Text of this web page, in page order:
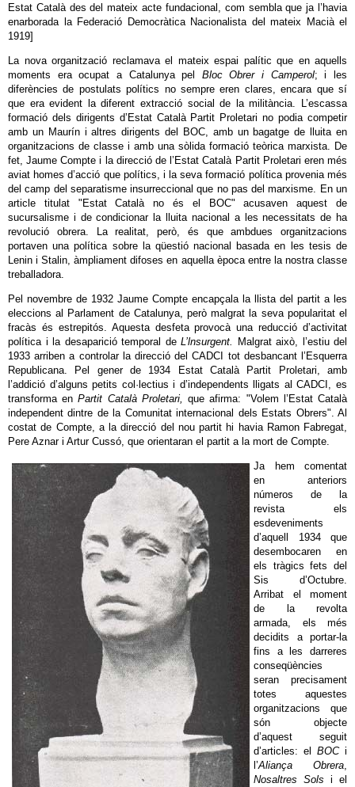
Estat Català des del mateix acte fundacional, com sembla que ja l’havia
enarborada la Federació Democràtica Nacionalista del mateix Macià el
1919]
La nova organització reclamava el mateix espai palític que en aquells
moments era ocupat a Catalunya pel Bloc Obrer i Camperol; i les
diferències de postulats polítics no sempre eren clares, encara que sí
que era evident la diferent extracció social de la militància. L’escassa
formació dels dirigents d’Estat Català Partit Proletari no podia competir
amb un Maurín i altres dirigents del BOC, amb un bagatge de lluita en
organitzacions de classe i amb una sòlida formació teòrica marxista. De
fet, Jaume Compte i la direcció de l’Estat Català Partit Proletari eren més
aviat homes d’acció que polítics, i la seva formació política provenia més
del camp del separatisme insurreccional que no pas del marxisme. En un
article titulat "Estat Català no és el BOC" acusaven aquest de
sucursalisme i de condicionar la lluita nacional a les necessitats de ha
revolució obrera. La realitat, però, és que ambdues organitzacions
portaven una política sobre la qüestió nacional basada en les tesis de
Lenin i Stalin, àmpliament difoses en aquella època entre la nostra classe
treballadora.
Pel novembre de 1932 Jaume Compte encapçala la llista del partit a les
eleccions al Parlament de Catalunya, però malgrat la seva popularitat el
fracàs és estrepitós. Aquesta desfeta provocà una reducció d’activitat
política i la desaparició temporal de L’lnsurgent.
Malgrat això, l’estiu del
1933 arriben a controlar la direcció del CADCI tot desbancant l’Esquerra
Republicana. Pel gener de 1934 Estat Català Partit Proletari, amb
l’addició d’alguns petits col·lectius i d’independents lligats al CADCI, es
transforma enPartit Català Proletari, que afirma: "Volem l’Estat Català
independent dintre de la Comunitat internacional dels Estats Obrers". Al
costat de Compte, a la direcció del nou partit hi havia Ramon Fabregat,
Pere Aznar i Artur Cussó, que orientaran el partit a la mort de Compte.
Ja hem comentat
en anteriors
números de la
revista els
esdeveniments
d’aquell 1934 que
desembocaren en
els tràgics fets del
Sis d’Octubre.
Arribat el moment
de la revolta
armada, els més
decidits a portar-la
fins a les darreres
conseqüències
seran precisament
totes aquestes
organitzacions que
són objecte
d’aquest seguit
d’articles: el BOCi
l’Aliança Obrera,
Nosaltres Sols i el